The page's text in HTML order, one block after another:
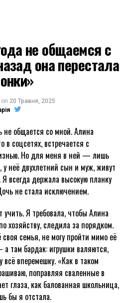
не общаемся с
она перестала
on 20 Травня, 2025
не общается со мной. Алина
в соцсетях, встречается с
Но для меня в ней — лишь
у неё двухлетний сын и муж, живут
Я всегда держала высокую планку
не стала исключением.
Я требовала, чтобы Алина
хозяйству, следила за порядком.
семья, не могу пройти мимо её
там бардак: игрушки валяются,
всё вперемешку. «Как в таком
поправляя сваленные в
глаза, как балованная школьница,
бы я отстала.